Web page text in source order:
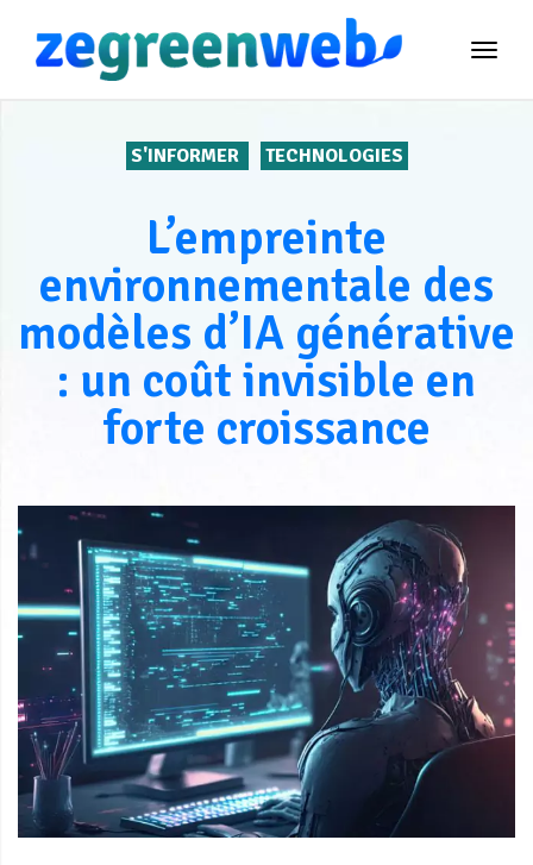
S'INFORMER TECHNOLOGIES
L’empreinte
environnementale des
modèles d’IA générative
: un coût invisible en
forte croissance